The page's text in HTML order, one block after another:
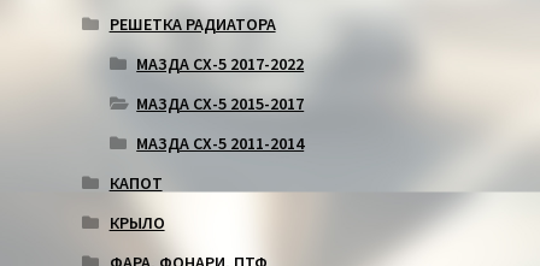
РЕШЕТКА РАДИАТОРА
МАЗДА СХ-5 2017-2022
МАЗДА СХ-5 2015-2017
МАЗДА СХ-5 2011-2014
КАПОТ
КРЫЛО